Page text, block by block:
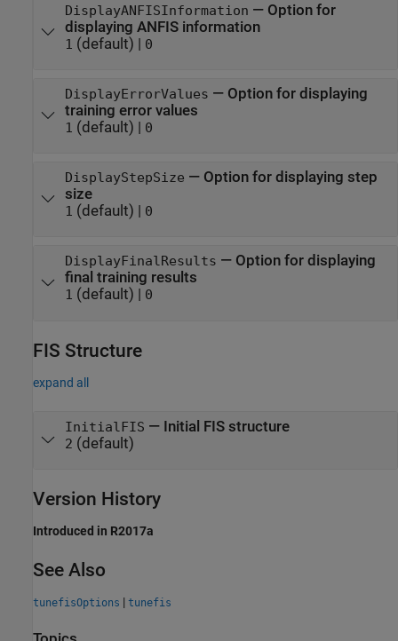
DisplayANFISInformation — Option for
displaying ANFIS information
1 (default) | 0
DisplayErrorValues — Option for displaying
training error values
1 (default) | 0
DisplayStepSize — Option for displaying step
size
1 (default) | 0
DisplayFinalResults — Option for displaying
final training results
1 (default) | 0
FIS Structure
expand all
InitialFIS — Initial FIS structure
2 (default)
Version History
Introduced in R2017a
See Also
tunefisOptions | tunefis